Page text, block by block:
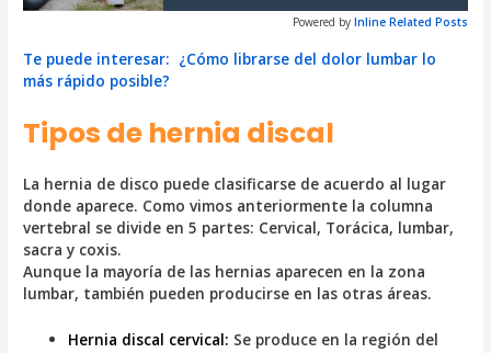
Powered by Inline Related Posts
Te puede interesar: ¿Cómo librarse del dolor lumbar lo
más rápido posible?
Tipos de hernia discal
La hernia de disco puede clasificarse de acuerdo al lugar
donde aparece. Como vimos anteriormente la columna
vertebral se divide en 5 partes: Cervical, Torácica, lumbar,
sacra y coxis.
Aunque la mayoría de las hernias aparecen en la zona
lumbar, también pueden producirse en las otras áreas.
Hernia discal cervical: Se produce en la región del